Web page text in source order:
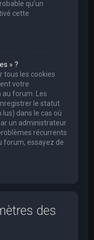
qu’un
cette
» ?
tous les cookies
votre
forum. Les
le statut
lus) dans le cas où
un administrateur
récurrents
forum, essayez de
des